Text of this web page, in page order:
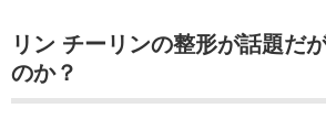
リン チーリンの整形が話題だ
のか？